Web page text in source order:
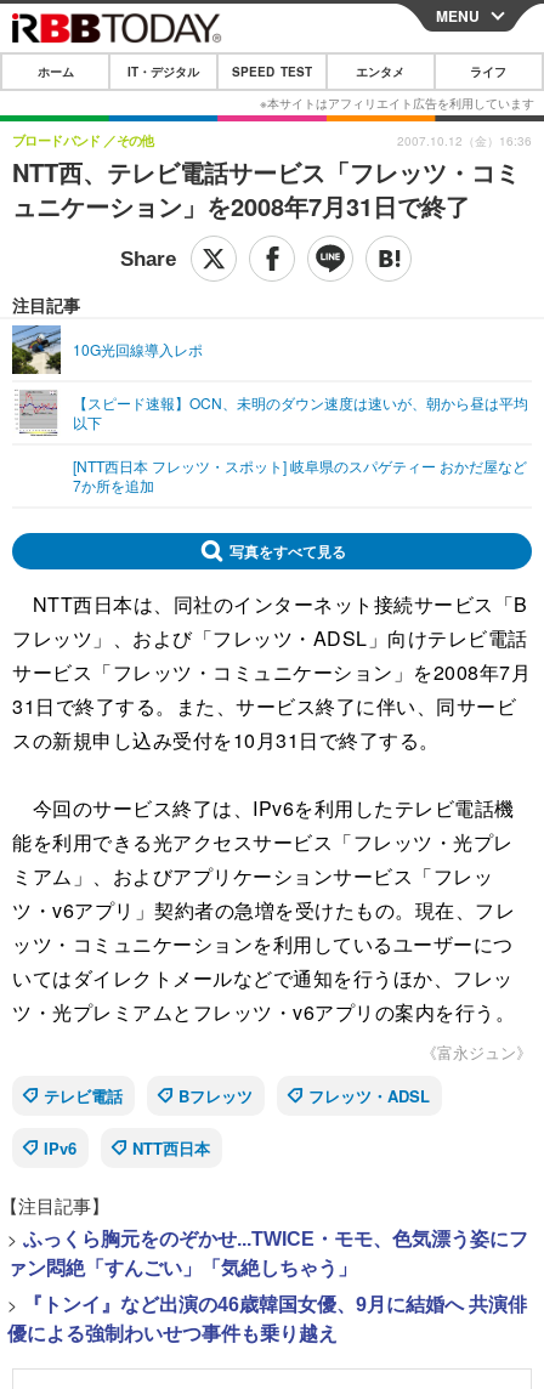
CLOSE
ホーム
IT・デジタル
IT・デジタルTOP スマートフォン
その他
SPEED TEST
映画・ドラマ
ショッピング その他
ライフTOP
リリース一覧
プッシュ通知の停止方法
MENU
ホーム IT・デジタル SPEED TEST エンタメ ライフ
NTT西、テレビ電話サービス「フレッツ・コミ
ュニケーション」を2008年7月31日で終了
ブロードバンド その他
注目記事
10G光回線導入レポ
【スピード速報】OCN、未明のダウン速度は速いが、朝から昼は平均
以下
[NTT西日本 フレッツ・スポット] 岐阜県のスパゲティー おかだ屋など
7か所を追加
2007.10.12（金）16:36
写真をすべて見る
NTT西日本は、同社のインターネット接続サービス「B
フレッツ」、および「フレッツ・ADSL」向けテレビ電話
サービス「フレッツ・コミュニケーション」を2008年7月
31日で終了する。また、サービス終了に伴い、同サービ
スの新規申し込み受付を10月31日で終了する。
今回のサービス終了は、IPv6を利用したテレビ電話機
能を利用できる光アクセスサービス「フレッツ・光プレ
ミアム」、およびアプリケーションサービス「フレッ
ツ・v6アプリ」契約者の急増を受けたもの。現在、フレ
ッツ・コミュニケーションを利用しているユーザーにつ
いてはダイレクトメールなどで通知を行うほか、フレッ
ツ・光プレミアムとフレッツ・v6アプリの案内を行う。
《富永ジュン》
テレビ電話
Bフレッツ フレッツ・ADSL
IPv6 NTT西日本
【注目記事】
> ふっくら胸元をのぞかせ...TWICE・モモ、色気漂う姿にフ
ァン悶絶「すんごい」「気絶しちゃう」
>
『トンイ』など出演の46歳韓国女優、9月に結婚へ 共演俳
優による強制わいせつ事件も乗り越え